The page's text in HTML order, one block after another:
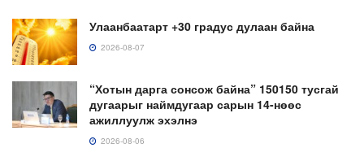
Улаанбаатарт +30 градус дулаан байна
2026-08-07
“Хотын дарга сонсож байна” 150150 тусгай
дугаарыг наймдугаар сарын 14-нөөс
ажиллуулж эхэлнэ
2026-08-06